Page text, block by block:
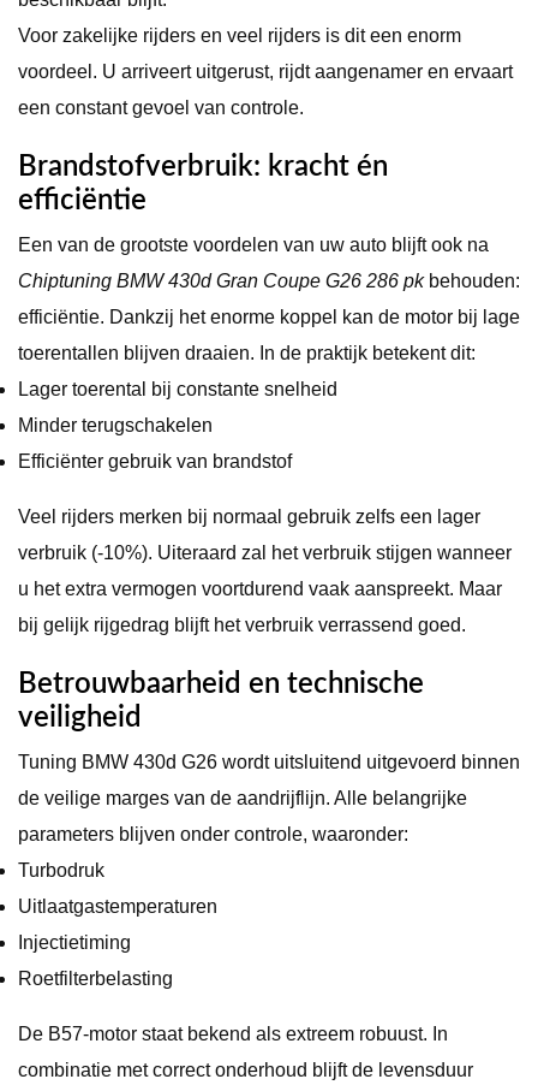
Voor zakelijke rijders en veel rijders is dit een enorm
voordeel. U arriveert uitgerust, rijdt aangenamer en ervaart
een constant gevoel van controle.
Brandstofverbruik: kracht én
efficiëntie
Een van de grootste voordelen van uw auto blijft ook na
Chiptuning BMW 430d Gran Coupe G26 286 pkbehouden:
efficiëntie. Dankzij het enorme koppel kan de motor bij lage
toerentallen blijven draaien. In de praktijk betekent dit:
Lager toerental bij constante snelheid
Minder terugschakelen
Efficiënter gebruik van brandstof
Veel rijders merken bij normaal gebruik zelfs een lager
verbruik (-10%). Uiteraard zal het verbruik stijgen wanneer
u het extra vermogen voortdurend vaak aanspreekt. Maar
bij gelijk rijgedrag blijft het verbruik verrassend goed.
Betrouwbaarheid en technische
veiligheid
Tuning BMW 430d G26 wordt uitsluitend uitgevoerd binnen
de veilige marges van de aandrijflijn. Alle belangrijke
parameters blijven onder controle, waaronder:
Turbodruk
Uitlaatgastemperaturen
Injectietiming
Roetfilterbelasting
De B57-motor staat bekend als extreem robuust. In
combinatie met correct onderhoud blijft de levensduur